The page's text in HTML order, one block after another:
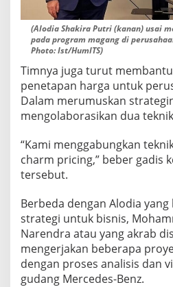
(Alodia Shakira Putri (kanan) usai
pada program magang di
Photo: Ist/HumITS)
Timnya juga turut
penetapan harga untuk
Dalam merumuskan
mengolaborasikan dua
“Kami menggabungkan
charm pricing,” beber gadis
tersebut.
Berbeda dengan Alodia
strategi untuk bisnis,
Narendra atau yang akrab
mengerjakan beberapa
dengan proses analisis dan
gudang Mercedes-Benz.